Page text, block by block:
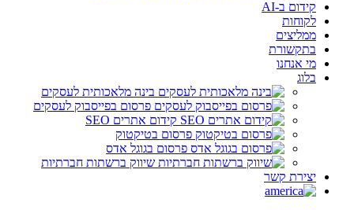
קידום ב-AI
לקוחות
ממליצים
בתקשורת
מי אנחנו
בלוג
בינה מלאכותית לעסקים
פרסום בפייסבוק לעסקים
קידום אתרים SEO
פרסום בטיקטוק
פרסום בגוגל אדס
שיווק ברשתות חברתיות
יצירת קשר